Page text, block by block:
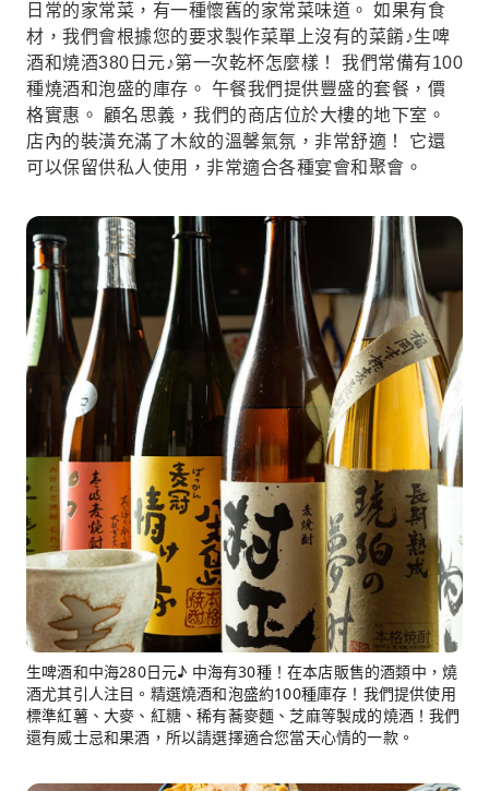
日常的家常菜，有一種懷舊的家常菜味道。 如果有食
材，我們會根據您的要求製作菜單上沒有的菜餚♪生啤
酒和燒酒380日元♪第一次乾杯怎麼樣！ 我們常備有100
種燒酒和泡盛的庫存。 午餐我們提供豐盛的套餐，價
格實惠。 顧名思義，我們的商店位於大樓的地下室。
店內的裝潢充滿了木紋的溫馨氣氛，非常舒適！ 它還
可以保留供私人使用，非常適合各種宴會和聚會。
生啤酒和中海280日元♪ 中海有30種！在本店販售的酒類中，燒
酒尤其引人注目。精選燒酒和泡盛約100種庫存！我們提供使用
標準紅薯、大麥、紅糖、稀有蕎麥麵、芝麻等製成的燒酒！我們
還有威士忌和果酒，所以請選擇適合您當天心情的一款。